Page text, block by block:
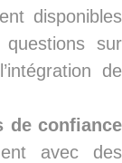
disponibles
sur
de
de confiance
avec des